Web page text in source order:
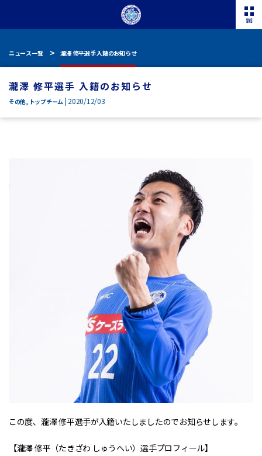
ニュース一覧 瀧澤 修平選手 入籍のお知らせ
瀧澤 修平選手 入籍のお知らせ
その他, トップチーム | 2020/12/03
この度、瀧澤 修平選手が入籍いたしましたのでお知らせします。
【瀧澤 修平（たきざわ しゅうへい）選手プロフィール】